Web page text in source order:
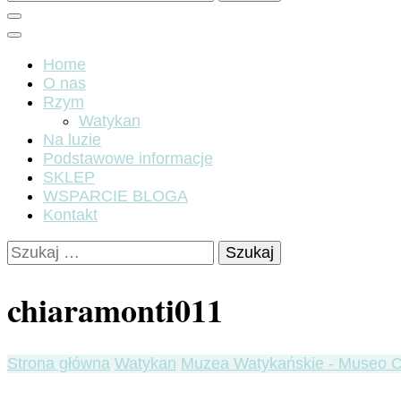
Home
O nas
Rzym
Watykan
Na luzie
Podstawowe informacje
SKLEP
WSPARCIE BLOGA
Kontakt
Szukaj:
chiaramonti011
Strona główna Watykan Muzea Watykańskie - Museo